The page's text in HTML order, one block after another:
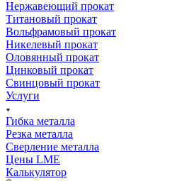
Нержавеющий прокат
Титановый прокат
Вольфрамовый прокат
Никелевый прокат
Оловянный прокат
Цинковый прокат
Свинцовый прокат
Услуги
Гибка металла
Резка металла
Сверление металла
Цены LME
Калькулятор